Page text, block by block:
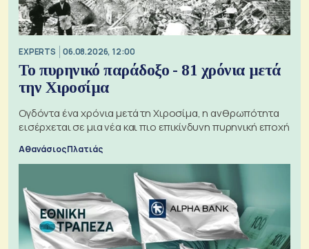
EXPERTS 06.08.2026, 12:00
Το πυρηνικό παράδοξο - 81 χρόνια μετά
την Χιροσίμα
Ογδόντα ένα χρόνια μετά τη Χιροσίμα, η ανθρωπότητα
εισέρχεται σε μια νέα και πιο επικίνδυνη πυρηνική εποχή
Αθανάσιος Πλατιάς